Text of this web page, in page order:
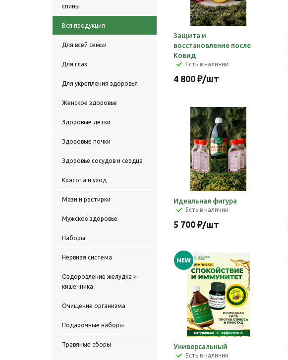
спины
Вся продукция
Для всей семьи
Для глаз
Для укрепления здоровья
Женское здоровье
Здоровые детки
Здоровые почки
Здоровье сосудов и сердца
Красота и уход
Мази и растирки
Мужское здоровье
Наборы
Нервная система
Оздоровление желудка и
кишечника
Очищение организма
Подарочные наборы
Травяные сборы
Защита и
восстановление после
Ковид
Есть в наличии
4 800 ₽/шт
Идеальная фигура
Есть в наличии
5 700 ₽/шт
Универсальный
Есть в наличии